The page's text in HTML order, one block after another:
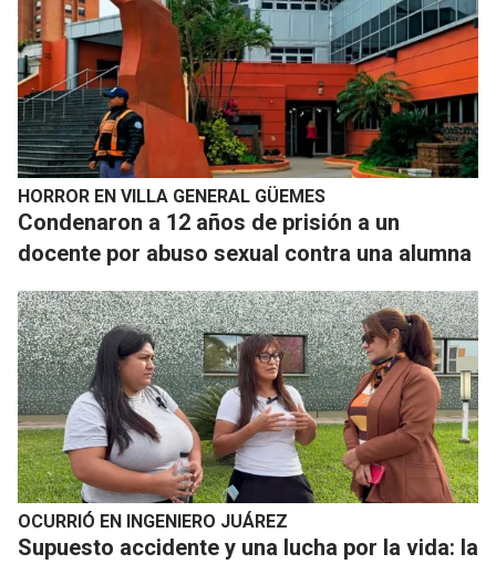
HORROR EN VILLA GENERAL GÜEMES
Condenaron a 12 años de prisión a un
docente por abuso sexual contra una alumna
OCURRIÓ EN INGENIERO JUÁREZ
Supuesto accidente y una lucha por la vida: la